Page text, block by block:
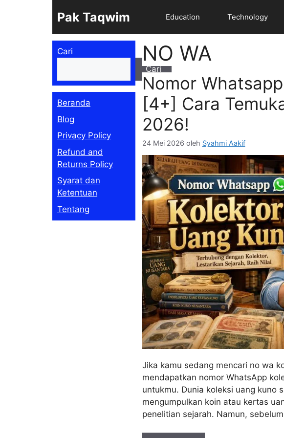
Pak Taqwim Education Technology
NO WA
Nomor
[4+] Cara
2026!
24 Mei 2026 oleh Syahmi Aakif
Jika kamu sedang mencari no wa
mendapatkan nomor WhatsApp
untukmu. Dunia koleksi uang kuno
mengumpulkan koin atau kertas
penelitian sejarah. Namun,
Cari
Cari
Beranda
Blog
Privacy Policy
Refund and
Returns Policy
Syarat dan
Ketentuan
Tentang